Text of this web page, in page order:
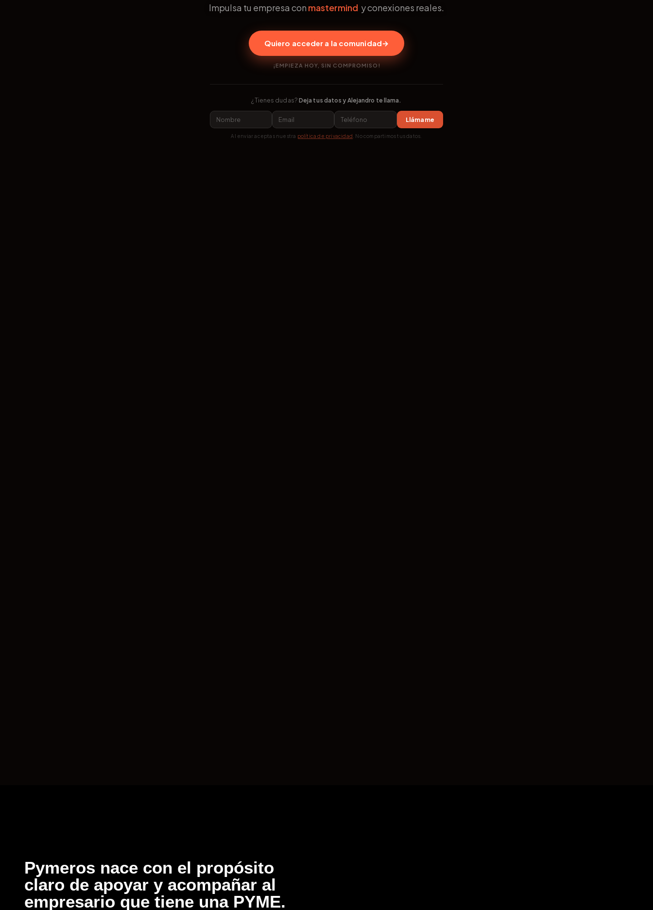
Impulsa tu empresa con mastermind y conexiones reales.
Quiero acceder a la comunidad→
¡EMPIEZA HOY, SIN COMPROMISO!
¿Tienes dudas? Deja tus datos y Alejandro te llama.
Llámame
Al enviar aceptas nuestra política de privacidad . No compartimos tus datos.
Pymeros nace con el propósito
claro de apoyar y acompañar al
empresario que tiene una PYME.